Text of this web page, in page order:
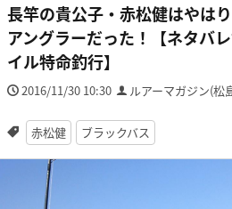
長竿の貴公子・赤松健はやは
アングラーだった！【ネタバ
イル特命釣行】
2016/11/30 10:30 ルアーマガジン(松
赤松健 ブラックバス